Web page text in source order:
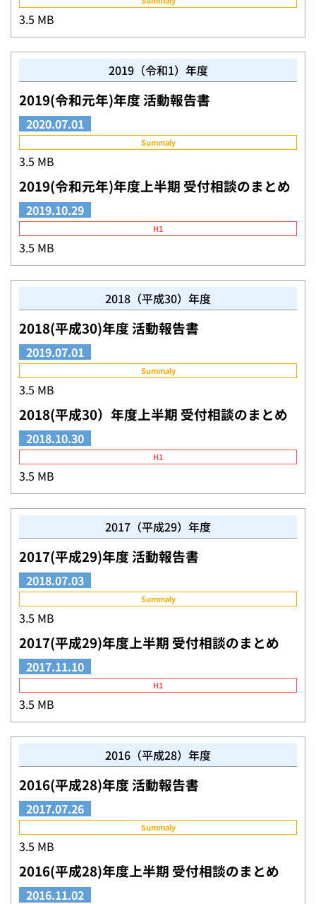
3.5 MB
2019（令和1）年度
2019(令和元年)年度 活動報告書
2020.07.01
Summaly
3.5 MB
2019(令和元年)年度上半期 受付相談のまとめ
2019.10.29
H1
3.5 MB
2018（平成30）年度
2018(平成30)年度 活動報告書
2019.07.01
Summaly
3.5 MB
2018(平成30）年度上半期 受付相談のまとめ
2018.10.30
H1
3.5 MB
2017（平成29）年度
2017(平成29)年度 活動報告書
2018.07.03
Summaly
3.5 MB
2017(平成29)年度上半期 受付相談のまとめ
2017.11.10
H1
3.5 MB
2016（平成28）年度
2016(平成28)年度 活動報告書
2017.07.26
Summaly
3.5 MB
2016(平成28)年度上半期 受付相談のまとめ
2016.11.02